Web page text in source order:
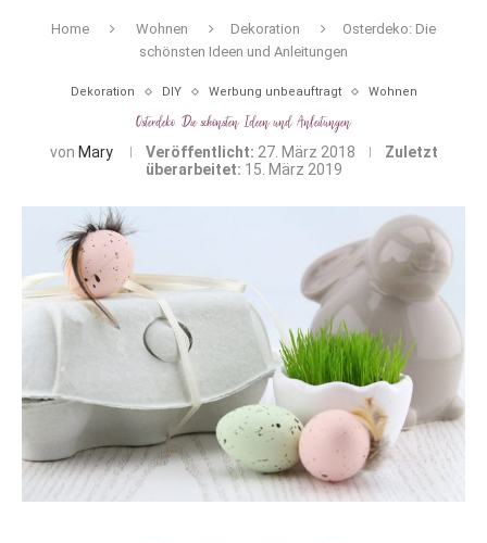
Home Wohnen Dekoration
Osterdeko: Die
schönsten Ideen und Anleitungen
Dekoration DIY Werbung unbeauftragt Wohnen
Osterdeko: Die schönsten Ideen und Anleitungen
von Mary Veröffentlicht: 27. März 2018
Zuletzt
überarbeitet: 15. März 2019